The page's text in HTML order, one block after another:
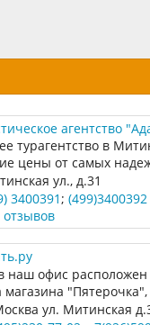
агентство
турагентство в
цены от самых
ул., д.31
3400391; (499)3400392
отзывов
наш офис расположен
магазина "Пятерочка",
услуг Митино", от
ул. Митинская